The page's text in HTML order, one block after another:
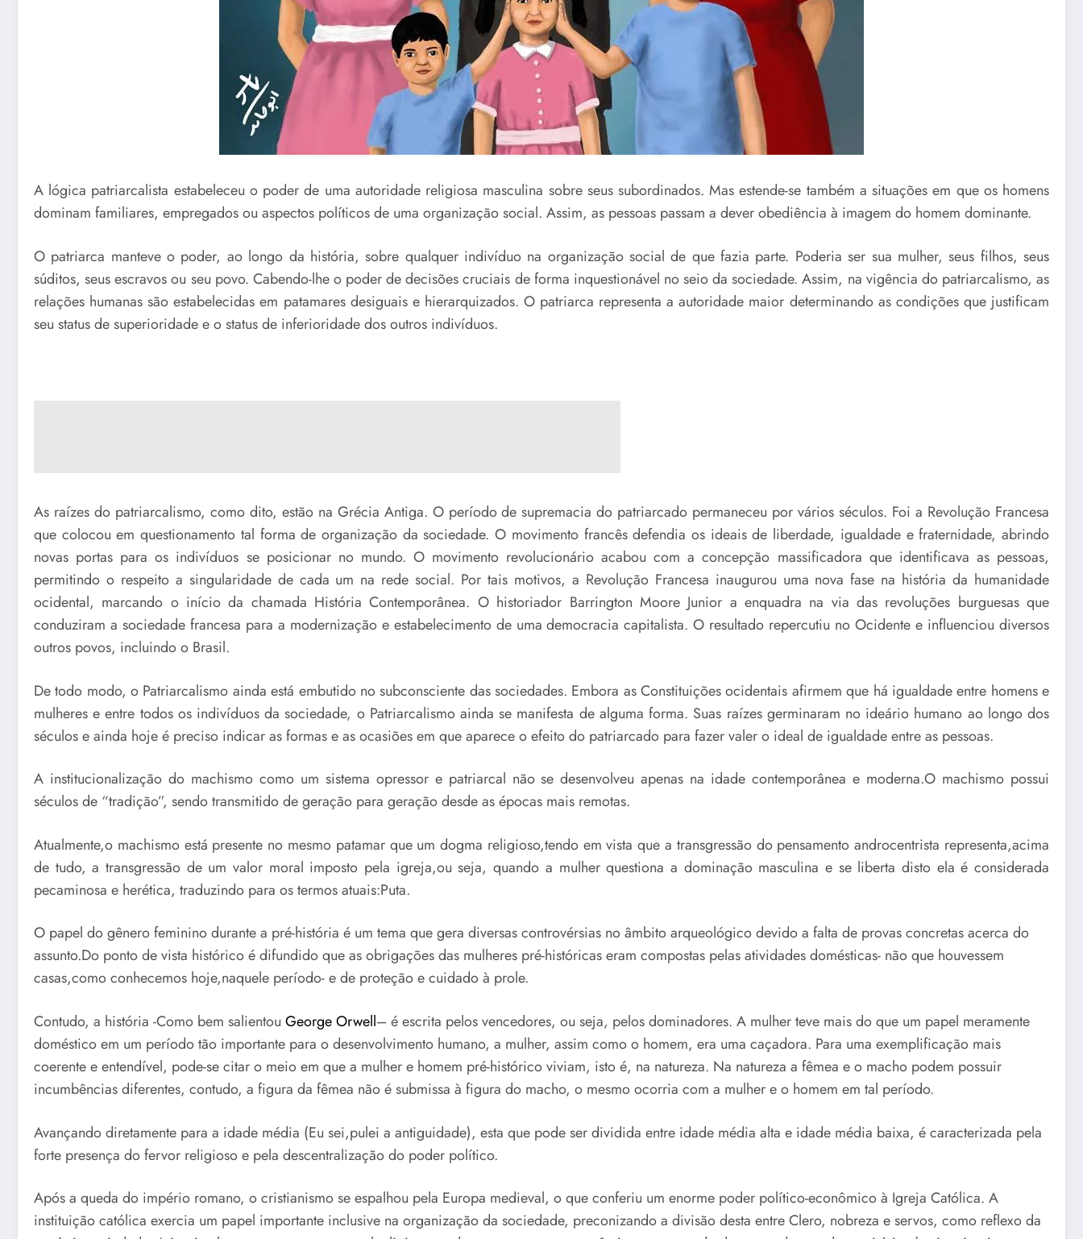
A lógica patriarcalista estabeleceu o poder de uma autoridade religiosa masculina sobre seus subordinados. Mas estende-se também a situações em que os homens
dominam familiares, empregados ou aspectos políticos de uma organização social. Assim, as pessoas passam a dever obediência à imagem do homem dominante.
O patriarca manteve o poder, ao longo da história, sobre qualquer indivíduo na organização social de que fazia parte. Poderia ser sua mulher, seus filhos, seus
súditos, seus escravos ou seu povo. Cabendo-lhe o poder de decisões cruciais de forma inquestionável no seio da sociedade. Assim, na vigência do patriarcalismo, as
relações humanas são estabelecidas em patamares desiguais e hierarquizados. O patriarca representa a autoridade maior determinando as condições que justificam
seu status de superioridade e o status de inferioridade dos outros indivíduos.
As raízes do patriarcalismo, como dito, estão na Grécia Antiga. O período de supremacia do patriarcado permaneceu por vários séculos. Foi a Revolução Francesa
que colocou em questionamento tal forma de organização da sociedade. O movimento francês defendia os ideais de liberdade, igualdade e fraternidade, abrindo
novas portas para os indivíduos se posicionar no mundo. O movimento revolucionário acabou com a concepção massificadora que identificava as pessoas,
permitindo o respeito a singularidade de cada um na rede social. Por tais motivos, a Revolução Francesa inaugurou uma nova fase na história da humanidade
ocidental, marcando o início da chamada História Contemporânea. O historiador Barrington Moore Junior a enquadra na via das revoluções burguesas que
conduziram a sociedade francesa para a modernização e estabelecimento de uma democracia capitalista. O resultado repercutiu no Ocidente e influenciou diversos
outros povos, incluindo o Brasil.
De todo modo, o Patriarcalismo ainda está embutido no subconsciente das sociedades. Embora as Constituições ocidentais afirmem que há igualdade entre homens e
mulheres e entre todos os indivíduos da sociedade, o Patriarcalismo ainda se manifesta de alguma forma. Suas raízes germinaram no ideário humano ao longo dos
séculos e ainda hoje é preciso indicar as formas e as ocasiões em que aparece o efeito do patriarcado para fazer valer o ideal de igualdade entre as pessoas.
A institucionalização do machismo como um sistema opressor e patriarcal não se desenvolveu apenas na idade contemporânea e moderna.O machismo possui
séculos de “tradição”, sendo transmitido de geração para geração desde as épocas mais remotas.
Atualmente,o machismo está presente no mesmo patamar que um dogma religioso,tendo em vista que a transgressão do pensamento androcentrista representa,acima
de tudo, a transgressão de um valor moral imposto pela igreja,ou seja, quando a mulher questiona a dominação masculina e se liberta disto ela é considerada
pecaminosa e herética, traduzindo para os termos atuais:Puta.
O papel do gênero feminino durante a pré-história é um tema que gera diversas controvérsias no âmbito arqueológico devido a falta de provas concretas acerca do
assunto.Do ponto de vista histórico é difundido que as obrigações das mulheres pré-históricas eram compostas pelas atividades domésticas- não que houvessem
casas,como conhecemos hoje,naquele período- e de proteção e cuidado à prole.
Contudo, a história -Como bem salientou George Orwell– é escrita pelos vencedores, ou seja, pelos dominadores. A mulher teve mais do que um papel meramente
doméstico em um período tão importante para o desenvolvimento humano, a mulher, assim como o homem, era uma caçadora. Para uma exemplificação mais
coerente e entendível, pode-se citar o meio em que a mulher e homem pré-histórico viviam, isto é, na natureza. Na natureza a fêmea e o macho podem possuir
incumbências diferentes, contudo, a figura da fêmea não é submissa à figura do macho, o mesmo ocorria com a mulher e o homem em tal período.
Avançando diretamente para a idade média (Eu sei,pulei a antiguidade), esta que pode ser dividida entre idade média alta e idade média baixa, é caracterizada pela
forte presença do fervor religioso e pela descentralização do poder político.
Após a queda do império romano, o cristianismo se espalhou pela Europa medieval, o que conferiu um enorme poder político-econômico à Igreja Católica. A
instituição católica exercia um papel importante inclusive na organização da sociedade, preconizando a divisão desta entre Clero, nobreza e servos, como reflexo da